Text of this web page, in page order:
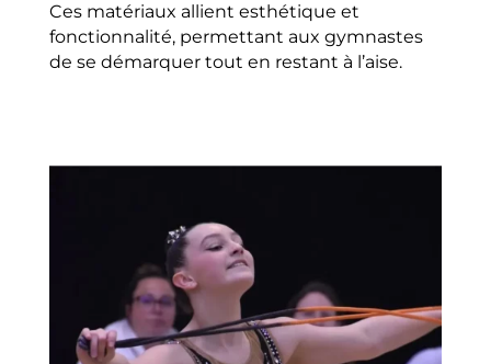
Ces matériaux allient esthétique et
fonctionnalité, permettant aux gymnastes
de se démarquer tout en restant à l’aise.